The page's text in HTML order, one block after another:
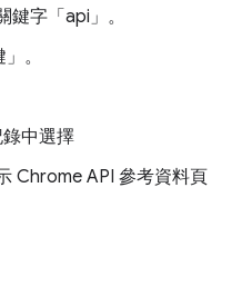
字「api」。
。
中選擇
Chrome API 參考資料頁